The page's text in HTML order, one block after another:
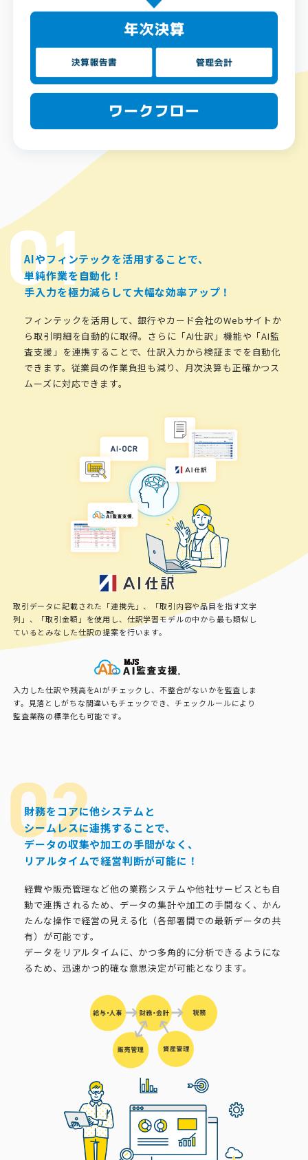
AIやフィンテックを活用することで、
単純作業を自動化！
手入力を極力減らして大幅な効率アップ！
フィンテックを活用して、銀行やカード会社のWebサイトか
ら取引明細を自動的に取得。さらに「AI仕訳」機能や「AI監
査支援」を連携することで、仕訳入力から検証までを自動化
できます。従業員の作業負担も減り、月次決算も正確かつス
ムーズに対応できます。
取引データに記載された「連携先」、「取引内容や品目を指す文字
列」、「取引金額」を使用し、仕訳学習モデルの中から最も類似し
ているとみなした仕訳の提案を行います。
入力した仕訳や残高をAIがチェックし、不整合がないかを監査しま
す。見落としがちな間違いもチェックでき、チェックルールにより
監査業務の標準化も可能です。
財務をコアに他システムと
シームレスに連携することで、
データの収集や加工の手間がなく、
リアルタイムで経営判断が可能に！
経費や販売管理など他の業務システムや他社サービスとも自
動で連携されるため、データの集計や加工の手間なく、かん
たんな操作で経営の見える化（各部署間での最新データの共
有）が可能です。
データをリアルタイムに、かつ多角的に分析できるようにな
るため、迅速かつ的確な意思決定が可能となります。